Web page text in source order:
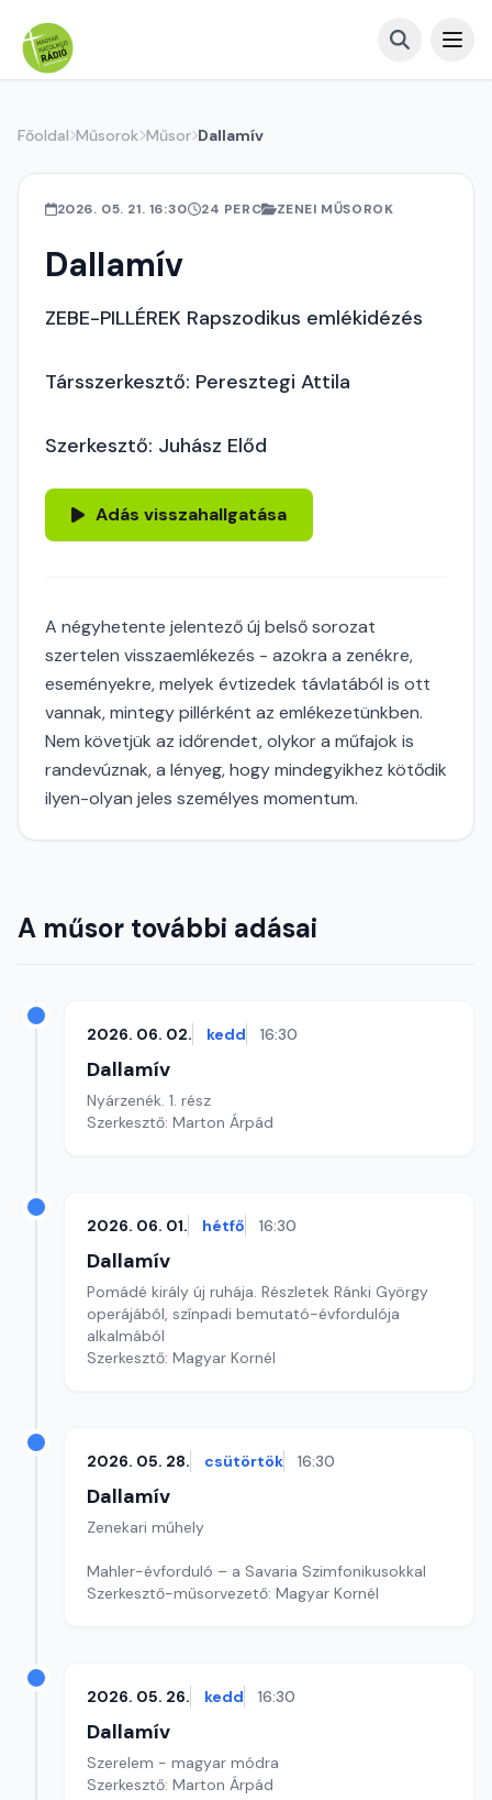
Főoldal Műsorok Műsor Dallamív
2026. 05. 21. 16:30 24 PERC ZENEI MŰSOROK
Dallamív
ZEBE-PILLÉREK Rapszodikus emlékidézés
Társszerkesztő: Peresztegi Attila
Szerkesztő: Juhász Előd
Adás visszahallgatása
A négyhetente jelentező új belső sorozat
szertelen visszaemlékezés - azokra a zenékre,
eseményekre, melyek évtizedek távlatából is ott
vannak, mintegy pillérként az emlékezetünkben.
Nem követjük az időrendet, olykor a műfajok is
randevúznak, a lényeg, hogy mindegyikhez kötődik
ilyen-olyan jeles személyes momentum.
A műsor további adásai
2026. 06. 02. kedd 16:30
Dallamív
Nyárzenék. 1. rész
Szerkesztő: Marton Árpád
2026. 06. 01. hétfő 16:30
Dallamív
Pomádé király új ruhája. Részletek Ránki György
operájából, színpadi bemutató-évfordulója
alkalmából
Szerkesztő: Magyar Kornél
2026. 05. 28. csütörtök 16:30
Dallamív
Zenekari műhely
Mahler-évforduló – a Savaria Szimfonikusokkal
Szerkesztő-műsorvezető: Magyar Kornél
2026. 05. 26. kedd 16:30
Dallamív
Szerelem - magyar módra
Szerkesztő: Marton Árpád